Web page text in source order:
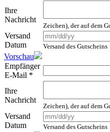
Ihre
Nachricht
Zeichen), der auf dem
Versand
Datum
Versand des Gutscheins
Vorschau
Empfänger
E-Mail *
Ihre
Nachricht
Zeichen), der auf dem
Versand
Datum
Versand des Gutscheins